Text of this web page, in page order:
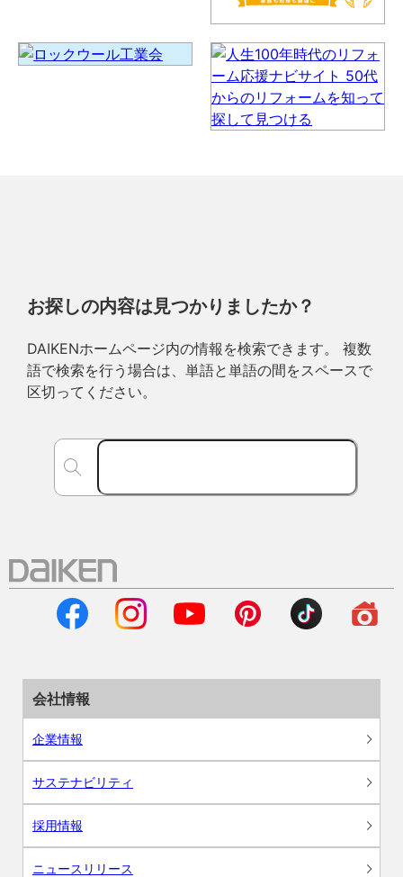
お探しの内容は見つかりましたか？
DAIKENホームページ内の情報を検索できます。 複数
語で検索を行う場合は、単語と単語の間をスペースで
区切ってください。
会社情報
企業情報
サステナビリティ
採用情報
ニュースリリース